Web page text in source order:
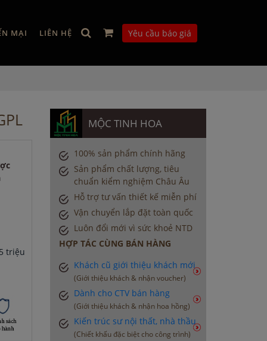
MẠI LIÊN HỆ Yêu cầu báo giá
triệu
MỘC TINH HOA
100% sản phẩm chính hãng
Sản phẩm chất lượng, tiêu
chuẩn kiểm nghiệm Châu Âu
Hỗ trợ tư vấn thiết kế miễn phí
Vận chuyển lắp đặt toàn quốc
Luôn đổi mới vì sức khoẻ NTD
HỢP TÁC CÙNG BÁN HÀNG
Khách cũ giới thiệu khách mới
(Giới thiệu khách & nhận voucher)
Dành cho CTV bán hàng
(Giới thiệu khách & nhận hoa hồng)
Kiến trúc sư nội thất, nhà thầu
(Chiết khấu đặc biệt cho công trình)